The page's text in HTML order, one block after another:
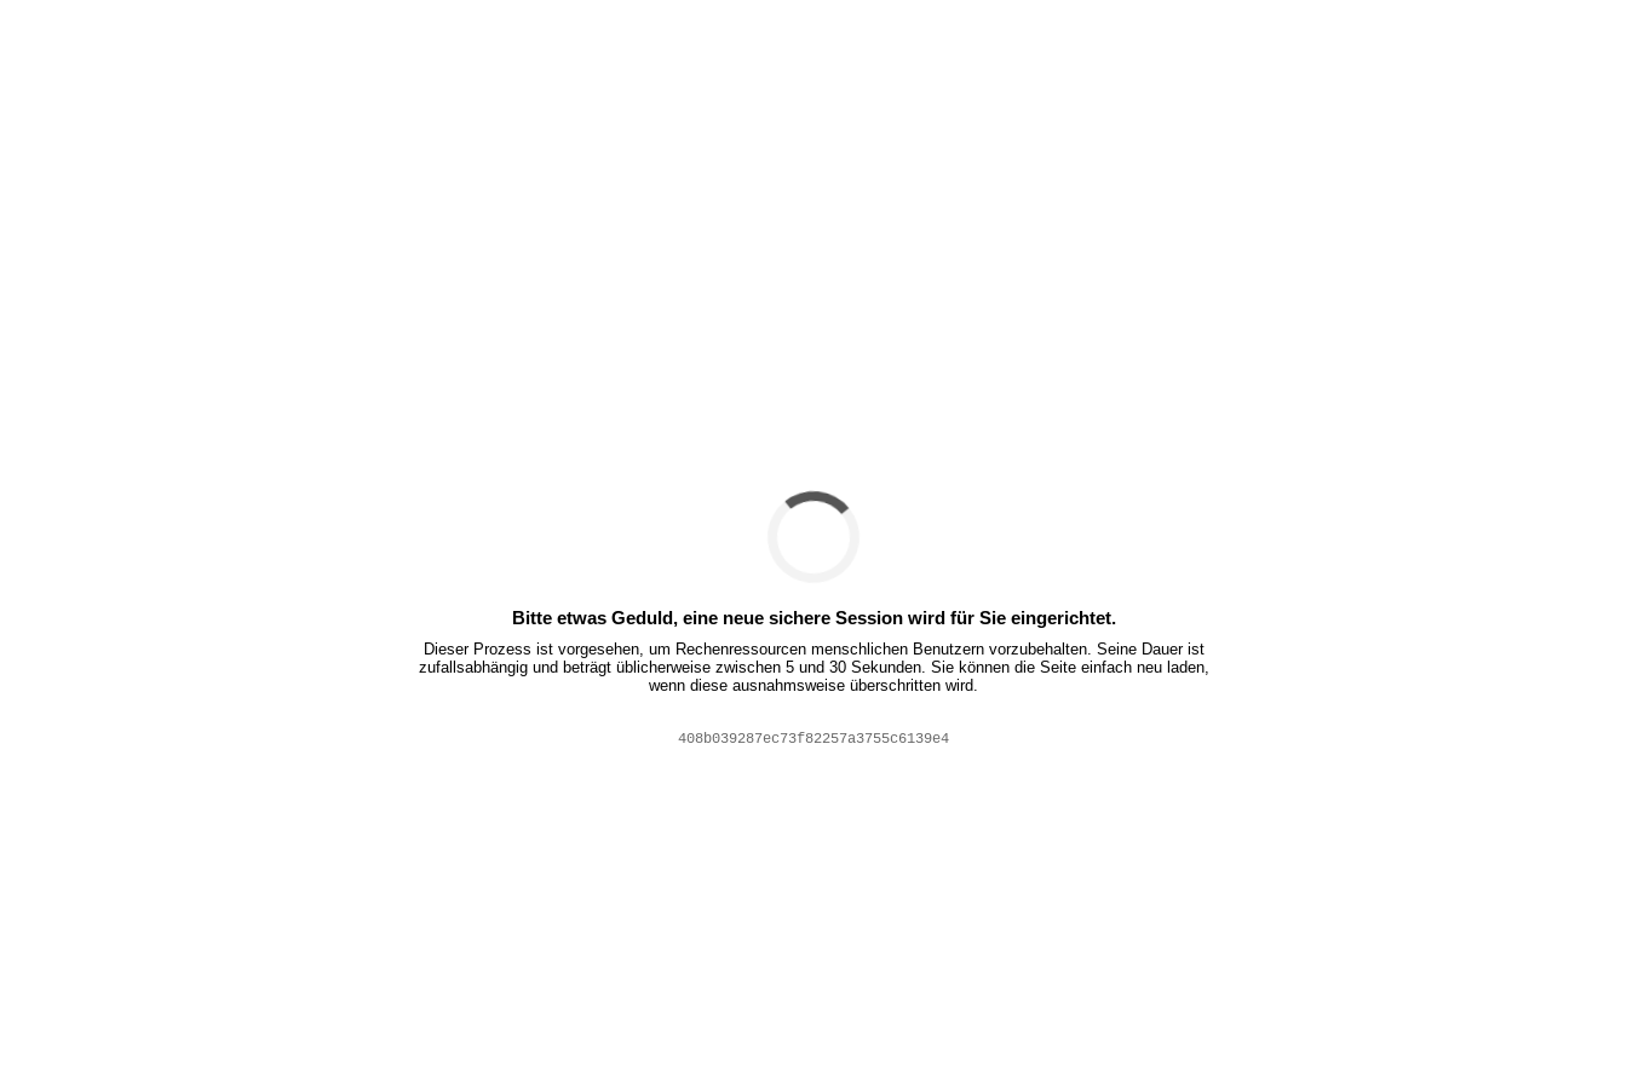
Bitte etwas Geduld, eine neue sichere Session wird für Sie eingerichtet.
Dieser Prozess ist vorgesehen, um Rechenressourcen menschlichen Benutzern vorzubehalten. Seine Dauer ist
zufallsabhängig und beträgt üblicherweise zwischen 5 und 30 Sekunden. Sie können die Seite einfach neu laden,
wenn diese ausnahmsweise überschritten wird.
eac49b35a706919c98a298d41437990d